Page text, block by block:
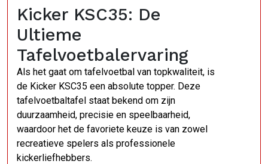
Kicker KSC35: De
Ultieme
Tafelvoetbalervaring
Als het gaat om tafelvoetbal van topkwaliteit, is
de Kicker KSC35 een absolute topper. Deze
tafelvoetbaltafel staat bekend om zijn
duurzaamheid, precisie en speelbaarheid,
waardoor het de favoriete keuze is van zowel
recreatieve spelers als professionele
kickerliefhebbers.